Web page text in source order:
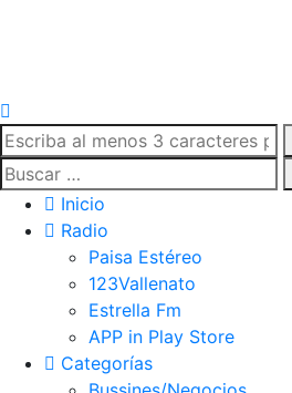
Inicio
Radio
Paisa Estéreo
123Vallenato
Estrella Fm
APP in Play Store
Categorías